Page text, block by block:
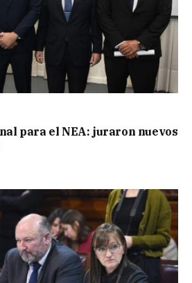
para el NEA: juraron nuevos